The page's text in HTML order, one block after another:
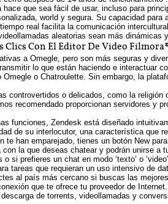
que sea fácil de usar, incluso para
world y segura. Su capacidad
real facilita la comunicación
aleatorias sean más dinámicas
Clics Con El Editor De Video
a Omegle, pero son más seguras y
lo que están haciendo e interactuar
o Chatroulette. Sin embargo, la
controvertidos o delicados, como la religión
recomendado proporcionan servidores y
funciones, Zendesk está diseñado
de su interlocutor, una característica que
te han emparejado, tienes un botón New
la que deseas chatear y podrán unirse
si prefieres un chat en modo ‘texto’ o
tareas que requieran un uso intensivo de
al país más cercano si buscas las
que te ofrece tu proveedor de
de torrents, videollamadas y